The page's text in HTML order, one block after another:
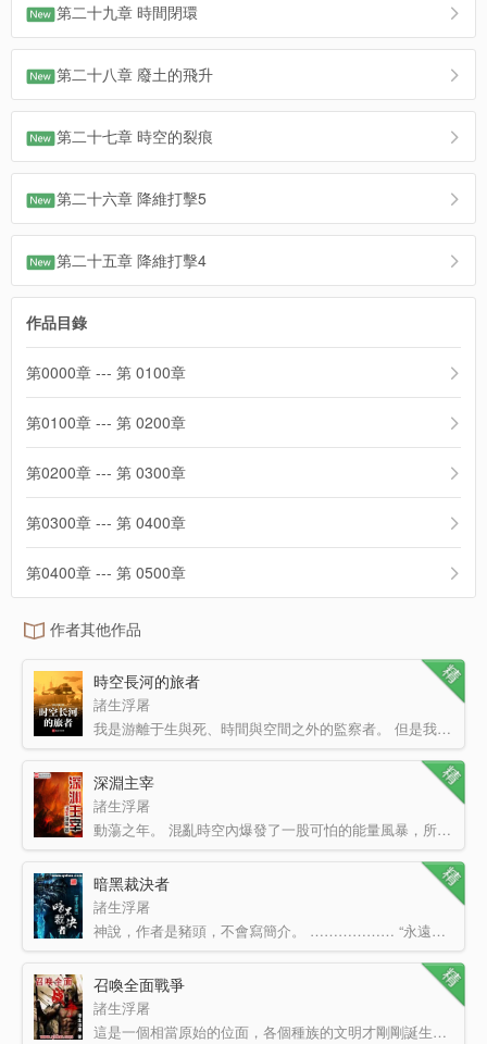
第二十九章 時間閉環
第二十八章 廢土的飛升
第二十七章 時空的裂痕
第二十六章 降維打擊5
第二十五章 降維打擊4
作品目錄
第0000章 --- 第 0100章
第0100章 --- 第 0200章
第0200章 --- 第 0300章
第0300章 --- 第 0400章
第0400章 --- 第 0500章
作者其他作品
時空長河的旅者
諸生浮屠
我是游離于生與死、時間與空間之外的監察者。 但是我更喜歡你們稱呼我為——旅者。 這是一個時空…
深淵主宰
諸生浮屠
動蕩之年。 混亂時空內爆發了一股可怕的能量風暴，所有的神靈都暫時失去了全部的神力，被迫以圣者的身…
暗黑裁決者
諸生浮屠
神說，作者是豬頭，不會寫簡介。 ……………… “永遠不要輕視女人，因為她們有著羔羊的外表，內心卻可能…
召喚全面戰爭
諸生浮屠
這是一個相當原始的位面，各個種族的文明才剛剛誕生不久。這里生活著數量龐大的物種以及無數上一個紀元時代…